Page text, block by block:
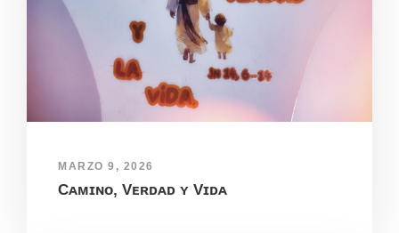
MARZO 9, 2026
Cᴀᴍɪɴᴏ, Vᴇʀᴅᴀᴅ ʏ Vɪᴅᴀ